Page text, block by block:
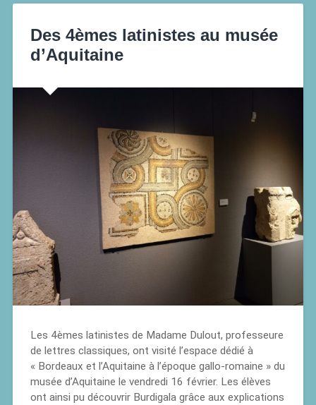
Des 4èmes latinistes au musée
d’Aquitaine
Les 4èmes latinistes de Madame Dulout, professeure
de lettres classiques, ont visité l’espace dédié à
« Bordeaux et l’Aquitaine à l’époque gallo-romaine » du
musée d’Aquitaine le vendredi 16 février. Les élèves
ont ainsi pu découvrir Burdigala grâce aux explications